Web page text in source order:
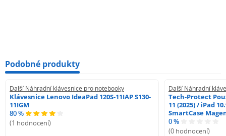
Podobné produkty
Další Náhradní klávesnice pro notebooky
Klávesnice Lenovo IdeaPad 120S-11IAP S130-
11IGM
80 %
(1 hodnocení)
Další Náhradní
Tech-Protect
11 (2025) / iPad
SmartCase
0 %
(0 hodnocení)